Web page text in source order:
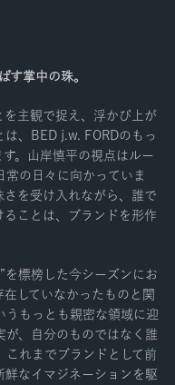
す掌中の珠。
を主観で捉え、浮かび上が
、BED j.w. FORDのもっ
。山岸慎平の視点はルー
常の日々に向かっていま
を受け入れながら、誰で
ることは、ブランドを形作
を標榜した今シーズンにお
していなかったものと関
うもっとも親密な領域に迎
が、自分のものではなく誰
れまでブランドとして前
鮮なイマジネーションを駆